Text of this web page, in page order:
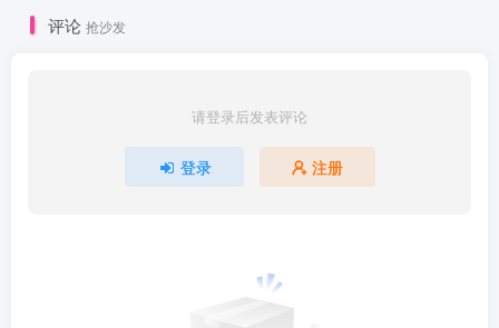
评论 抢沙发
请登录后发表评论
登录 注册